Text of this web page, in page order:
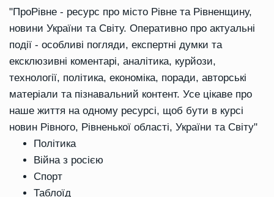
"ПроРівне - ресурс про місто Рівне та Рівненщину,
новини України та Світу. Оперативно про актуальні
події - особливі погляди, експертні думки та
ексклюзивні коментарі, аналітика, курйози,
технології, політика, економіка, поради, авторські
матеріали та пізнавальний контент. Усе цікаве про
наше життя на одному ресурсі, щоб бути в курсі
новин Рівного, Рівненької області, України та Світу"
Політика
Війна з росією
Спорт
Таблоїд